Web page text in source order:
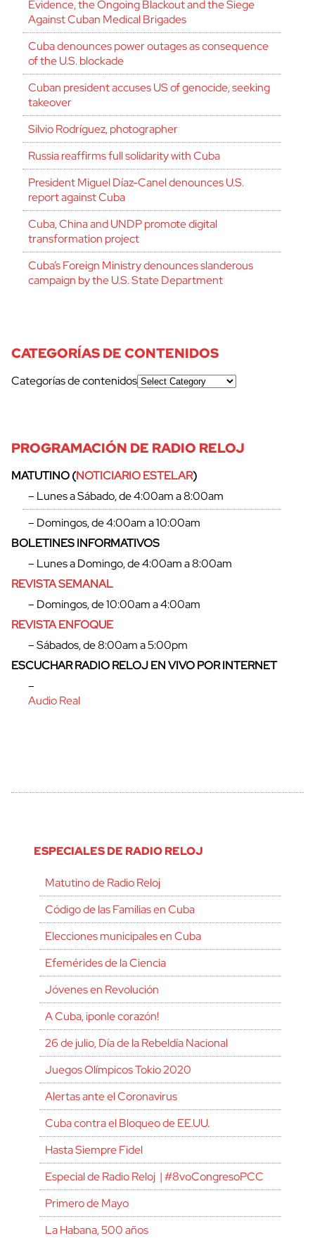
Evidence, the Ongoing Blackout and the Siege
Against Cuban Medical Brigades
Cuba denounces power outages as consequence
of the U.S. blockade
Cuban president accuses US of genocide, seeking
takeover
Silvio Rodríguez, photographer
Russia reaffirms full solidarity with Cuba
President Miguel Díaz-Canel denounces U.S.
report against Cuba
Cuba, China and UNDP promote digital
transformation project
Cuba’s Foreign Ministry denounces slanderous
campaign by the U.S. State Department
CATEGORÍAS DE CONTENIDOS
Categorías de contenidos
PROGRAMACIÓN DE RADIO RELOJ
MATUTINO (NOTICIARIO ESTELAR)
– Lunes a Sábado, de 4:00am a 8:00am
– Domingos, de 4:00am a 10:00am
BOLETINES INFORMATIVOS
– Lunes a Domingo, de 4:00am a 8:00am
REVISTA SEMANAL
– Domingos, de 10:00am a 4:00am
REVISTA ENFOQUE
– Sábados, de 8:00am a 5:00pm
ESCUCHAR RADIO RELOJ EN VIVO POR INTERNET
–
Audio Real
ESPECIALES DE RADIO RELOJ
Matutino de Radio Reloj
Código de las Familias en Cuba
Elecciones municipales en Cuba
Efemérides de la Ciencia
Jóvenes en Revolución
A Cuba, ¡ponle corazón!
26 de julio, Día de la Rebeldía Nacional
Juegos Olímpicos Tokio 2020
Alertas ante el Coronavirus
Cuba contra el Bloqueo de EE.UU.
Hasta Siempre Fidel
Especial de Radio Reloj | #8voCongresoPCC
Primero de Mayo
La Habana, 500 años